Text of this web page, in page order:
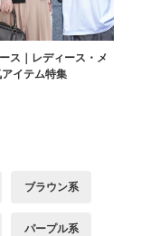
ス｜レディース・メ
イテム特集
ブラウン系
パープル系